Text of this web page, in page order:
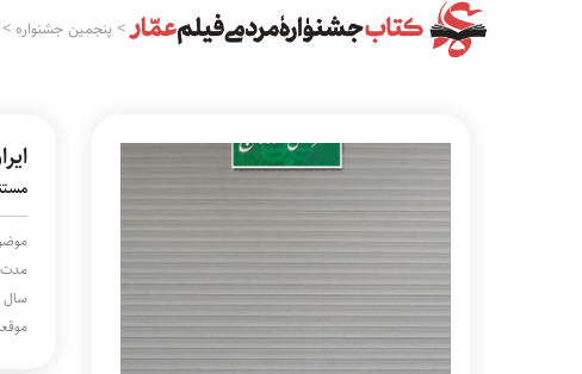
>پنجمین جشنواره
ایران ۲۰۰
مدت
سال